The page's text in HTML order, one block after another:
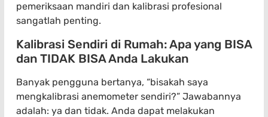
pemeriksaan mandiri dan kalibrasi profesional
sangatlah penting.
Kalibrasi Sendiri di Rumah: Apa yang BISA
dan TIDAK BISA Anda Lakukan
Banyak pengguna bertanya, “bisakah saya
mengkalibrasi anemometer sendiri?” Jawabannya
adalah: ya dan tidak. Anda dapat melakukan